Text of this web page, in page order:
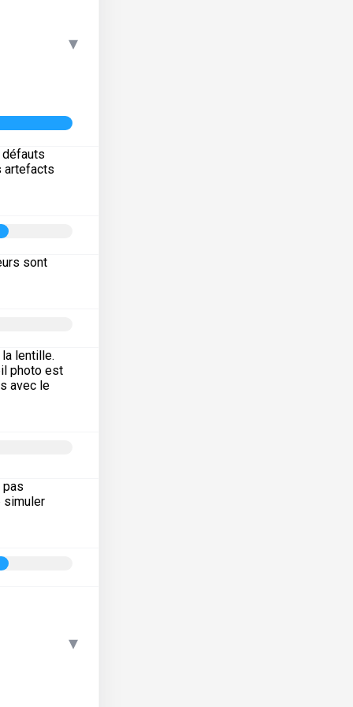
▾
défauts
artefacts
sont
lentille.
photo est
avec le
pas
simuler
▾